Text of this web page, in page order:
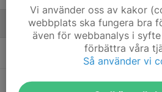
Ledare
Mikael BrolinTränare P16
Oscar ÅsvärdTränare
Vi använder oss av kakor
webbplats ska fungera bra
även för webbanalys i
förbättra våra
Så använder vi